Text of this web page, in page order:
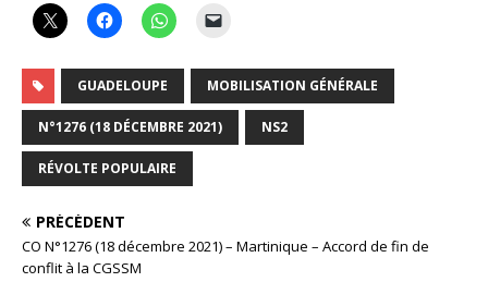
GUADELOUPE MOBILISATION GÉNÉRALE
N°1276 (18 DÉCEMBRE 2021) NS2
RÉVOLTE POPULAIRE
PRÉCÉDENT
CO N°1276 (18 décembre 2021) – Martinique – Accord de fin de
conflit à la CGSSM